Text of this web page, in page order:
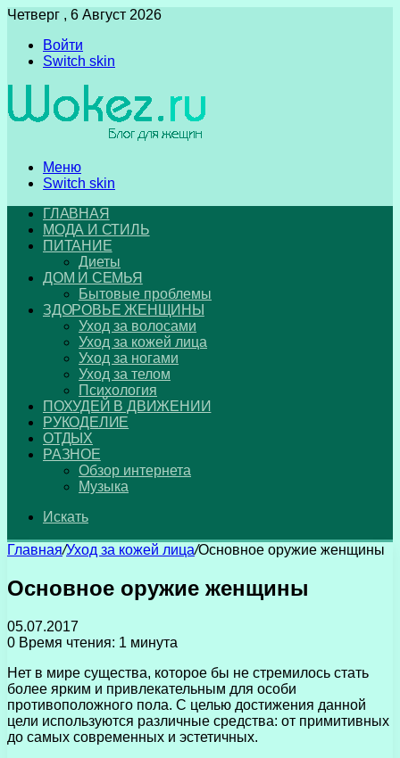
Четверг , 6 Август 2026
Войти
Switch skin
Меню
Switch skin
ГЛАВНАЯ
МОДА И СТИЛЬ
ПИТАНИЕ
Диеты
ДОМ И СЕМЬЯ
Бытовые проблемы
ЗДОРОВЬЕ ЖЕНЩИНЫ
Уход за волосами
Уход за кожей лица
Уход за ногами
Уход за телом
Психология
ПОХУДЕЙ В ДВИЖЕНИИ
РУКОДЕЛИЕ
ОТДЫХ
РАЗНОЕ
Обзор интернета
Музыка
Искать
Главная/Уход за кожей лица/Основное оружие женщины
Основное оружие женщины
05.07.2017
0 Время чтения: 1 минута
Нет в мире существа, которое бы не стремилось стать
более ярким и привлекательным для особи
противоположного пола. С целью достижения данной
цели используются различные средства: от примитивных
до самых современных и эстетичных.